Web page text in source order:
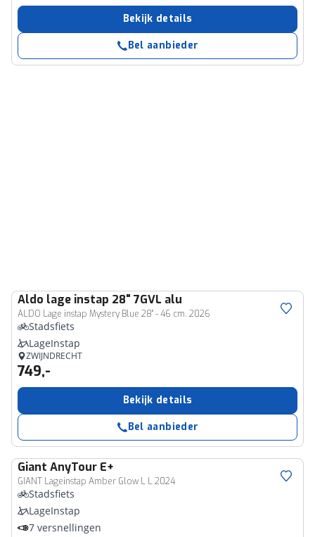
Bekijk details
Bel aanbieder
Aldo lage instap 28" 7GVL alu
ALDO Lage instap Mystery Blue 28'' - 46 cm. 2026
Stadsfiets
LageInstap
ZWIJNDRECHT
749,-
Bekijk details
Bel aanbieder
Giant AnyTour E+
GIANT Lageinstap Amber Glow L L 2024
Stadsfiets
LageInstap
7 versnellingen